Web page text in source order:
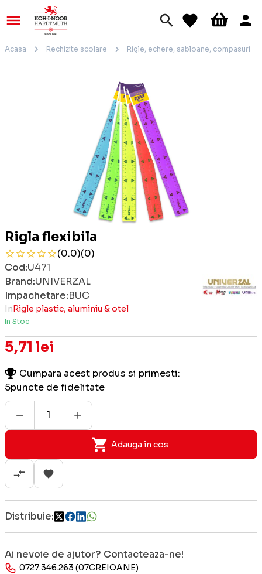
Acasa Rechizite scolare Rigle, echere, sabloane, compasuri
Rigla flexibila
(0.0)(0)
Cod:U471
Brand:UNIVERZAL
Impachetare:BUC
InRigle plastic, aluminiu & otel
In Stoc
5,71 lei
Cumpara acest produs si primesti:
5puncte de fidelitate
Adauga in cos
Distribuie:
Ai nevoie de ajutor? Contacteaza-ne!
0727.346.263 (07CREIOANE)